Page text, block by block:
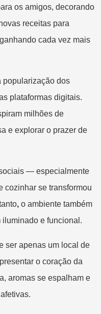
os amigos, decorando
receitas para
cada vez mais
popularização dos
plataformas digitais.
milhões de
e explorar o prazer de
— especialmente
cozinhar se transformou
, o ambiente também
iluminado e funcional.
ser apenas um local de
o coração da
aromas se espalham e